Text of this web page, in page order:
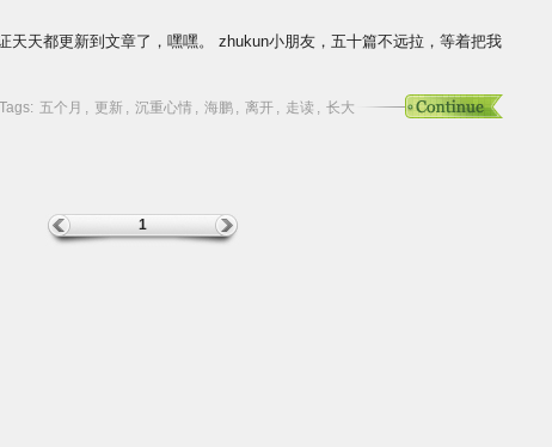
天天都更新到文章了，嘿嘿。 zhukun小朋友，五十篇不远拉，等着把我
Tags: 五个月 , 更新 , 沉重心情 , 海鹏 , 离开 , 走读 , 长大
1